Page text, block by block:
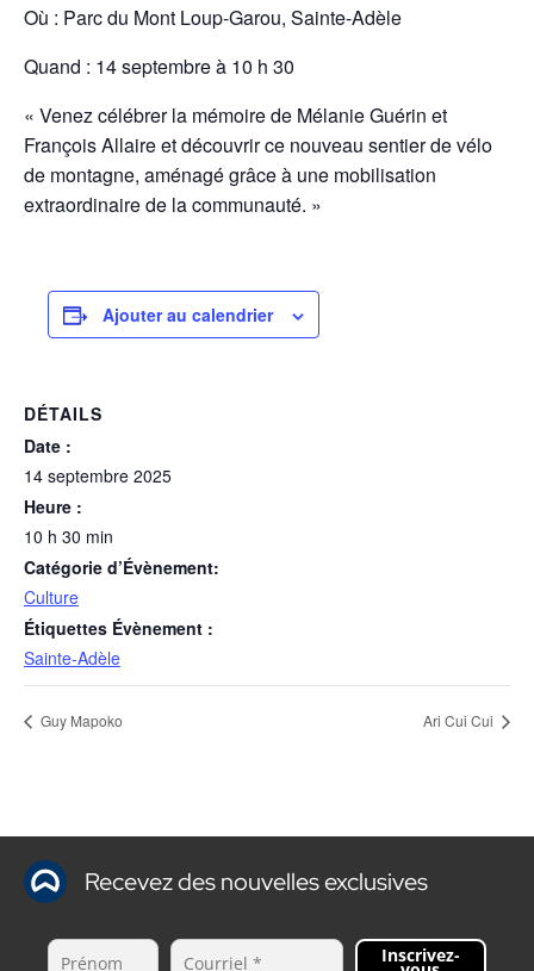
Où : Parc du Mont Loup-Garou, Sainte-Adèle
Quand : 14 septembre à 10 h 30
« Venez célébrer la mémoire de Mélanie Guérin et
François Allaire et découvrir ce nouveau sentier de vélo
de montagne, aménagé grâce à une mobilisation
extraordinaire de la communauté. »
Ajouter au calendrier
DÉTAILS
Date :
14 septembre 2025
Heure :
10 h 30 min
Catégorie d’Évènement:
Culture
Étiquettes Évènement :
Sainte-Adèle
Guy Mapoko Ari Cui Cui
Recevez des nouvelles exclusives
Inscrivez-